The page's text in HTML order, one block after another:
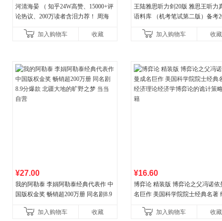
河清海晏 （ 知乎24W高赞、15000+评
论热议、200万读者含泪力荐！ 周海
守护你！加入购物车 收藏
王陆雅思听力剑20版 雅思王听力
语料库 （机考笔试第二版）备考
新增在
加入购物车 收藏
¥27.00
我的阿勒泰 李娟阿勒泰经典代表作 中
国版权金奖 畅销超200万册 同名剧8.9
加入购物车
收藏
¥16.60
博弈论 精装版 博弈论之父冯诺依
名巨作 美国科学院院士经典名著
加入购物车
收藏